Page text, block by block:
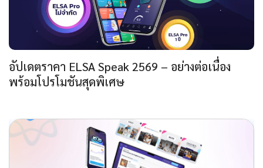
อัปเดตราคา ELSA Speak 2569 – อย่างต่อเนื่อง
พร้อมโปรโมชันสุดพิเศษ